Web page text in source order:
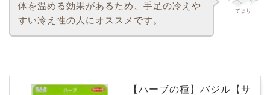
てまり
体を温める効果があるため、手足の冷えや
すい冷え性の人にオススメです。
【ハーブの種】バジル【サ